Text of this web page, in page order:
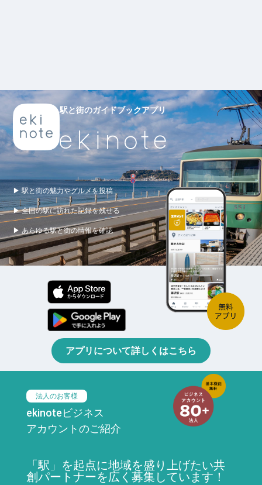
駅と街のガイドブックアプリ
▶ 駅と街の魅力やグルメを投稿
▶ 全国の駅に訪れた記録を残せる
▶ あらゆる駅と街の情報を確認
アプリについて詳しくはこちら
法人のお客様
ekinoteビジネス
アカウントのご紹介
「駅」を起点に地域を盛り上げたい共
創パートナーを広く募集しています！